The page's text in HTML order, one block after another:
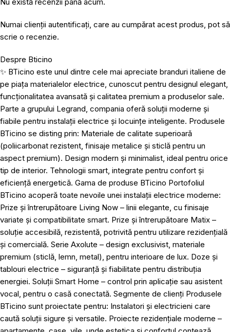
Numai clienții autentificați, care au cumpărat acest produs, pot să
scrie o recenzie.
Despre Bticino
✨ BTicino este unul dintre cele mai apreciate branduri italiene de
pe piața materialelor electrice, cunoscut pentru designul elegant,
funcționalitatea avansată și calitatea premium a produselor sale.
Parte a grupului Legrand, compania oferă soluții moderne și
fiabile pentru instalații electrice și locuințe inteligente. Produsele
BTicino se disting prin: Materiale de calitate superioară
(poliicarbonat rezistent, finisaje metalice și sticlă pentru un
aspect premium). Design modern și minimalist, ideal pentru orice
tip de interior. Tehnologii smart, integrate pentru confort și
eficiență energetică. Gama de produse BTicino Portofoliul
BTicino acoperă toate nevoile unei instalații electrice moderne:
Prize și întrerupătoare Living Now – linii elegante, cu finisaje
variate și compatibilitate smart. Prize și întrerupătoare Matix –
soluție accesibilă, rezistentă, potrivită pentru utilizare rezidențială
și comercială. Serie Axolute – design exclusivist, materiale
premium (sticlă, lemn, metal), pentru interioare de lux. Doze și
tablouri electrice – siguranță și fiabilitate pentru distribuția
energiei. Soluții Smart Home – control prin aplicație sau asistent
vocal, pentru o casă conectată. Segmente de clienți Produsele
BTicino sunt proiectate pentru: Instalatori și electricieni care
caută soluții sigure și versatile. Proiecte rezidențiale moderne –